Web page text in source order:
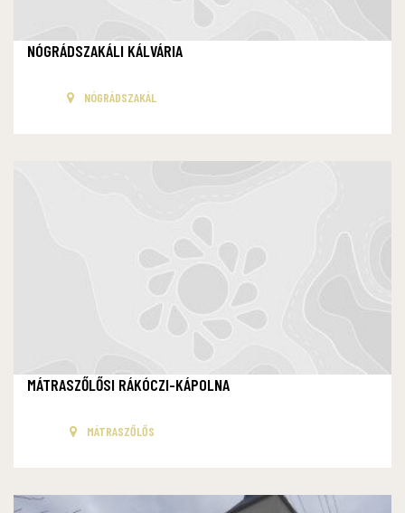
NÓGRÁDSZAKÁLI KÁLVÁRIA
NÓGRÁDSZAKÁL
MÁTRASZŐLŐSI RÁKÓCZI-KÁPOLNA
MÁTRASZŐLŐS